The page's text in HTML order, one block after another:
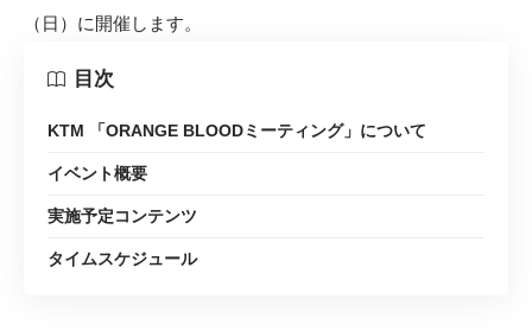
（日）に開催します。
目次
KTM 「ORANGE BLOODミーティング」について
イベント概要
実施予定コンテンツ
タイムスケジュール